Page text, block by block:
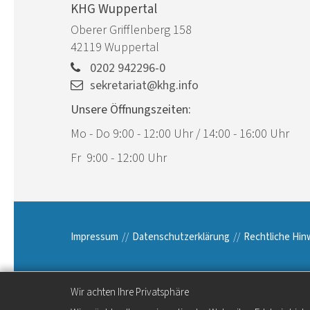
Wir achten Ihre Privatsphäre
KHG Wuppertal
Oberer Grifflenberg 158
42119 Wuppertal
0202 942296-0
sekretariat@khg.info
Unsere Öffnungszeiten:
Mo - Do 9:00 - 12:00 Uhr / 14:00 - 16:00 Uhr
Fr 9:00 - 12:00 Uhr
Impressum Datenschutzerklärung Rechtliche